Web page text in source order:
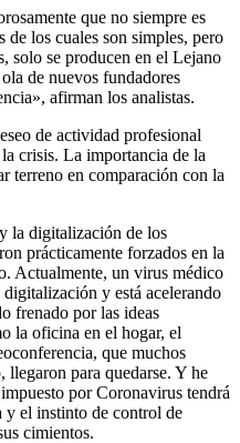
que no siempre es
de los cuales son simples, pero
solo se producen en el Lejano
de nuevos fundadores
afirman los analistas.
de actividad profesional
crisis. La importancia de la
terreno en comparación con la
la digitalización de los
prácticamente forzados en la
Actualmente, un virus médico
y está acelerando
frenado por las ideas
la oficina en el hogar, el
que muchos
llegaron para quedarse. Y he
por Coronavirus tendrá
y el instinto de control de
cimientos.